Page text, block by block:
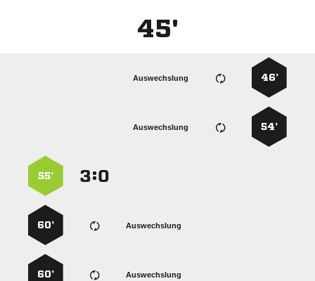
45'
46’
Auswechslung
54’
Auswechslung
:
55’
Auswechslung
60’
Auswechslung
60’